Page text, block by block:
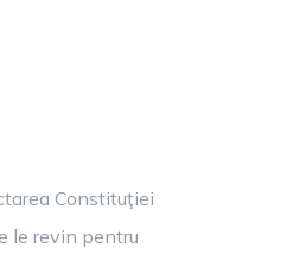
Constituţiei
le revin pentru